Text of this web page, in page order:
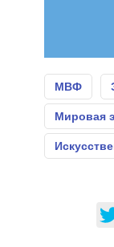
МВФ
Мировая